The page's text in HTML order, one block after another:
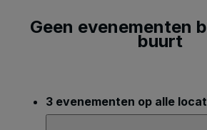
Geen evenementen
buurt
3 evenementen op alle